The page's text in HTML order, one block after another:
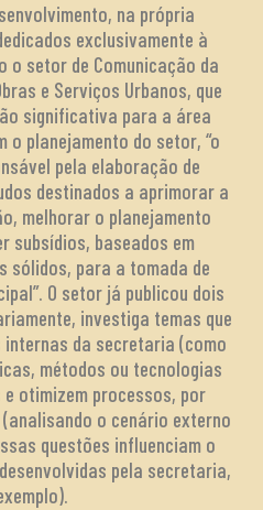
na própria
exclusivamente à
o setor de Comunicação da
e Serviços Urbanos, que
significativa para a área
o planejamento do setor, “o
pela elaboração de
destinados a aprimorar a
melhorar o planejamento
subsídios, baseados em
sólidos, para a tomada de
O setor já publicou dois
investiga temas que
da secretaria (como
métodos ou tecnologias
otimizem processos, por
o cenário externo
questões influenciam o
pela secretaria,